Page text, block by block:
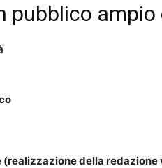
pubblico
della redazione